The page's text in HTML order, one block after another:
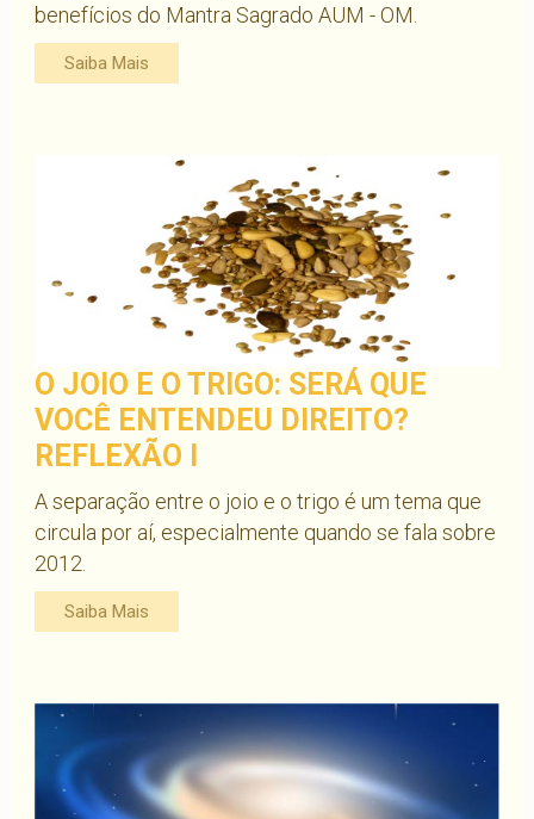
benefícios do Mantra Sagrado AUM - OM.
Saiba Mais
O JOIO E O TRIGO: SERÁ QUE
VOCÊ ENTENDEU DIREITO?
REFLEXÃO I
A separação entre o joio e o trigo é um tema que
circula por aí, especialmente quando se fala sobre
2012.
Saiba Mais